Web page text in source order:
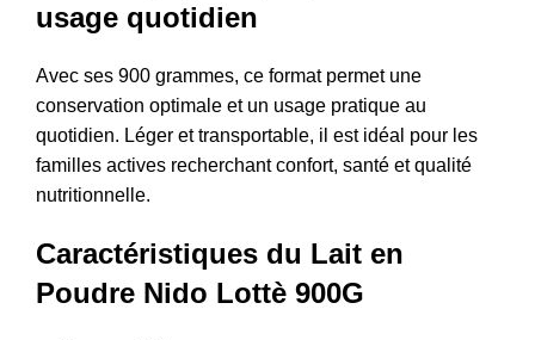
usage quotidien
Avec ses 900 grammes, ce format permet une
conservation optimale et un usage pratique au
quotidien. Léger et transportable, il est idéal pour les
familles actives recherchant confort, santé et qualité
nutritionnelle.
Caractéristiques du Lait en
Poudre Nido Lottè 900G